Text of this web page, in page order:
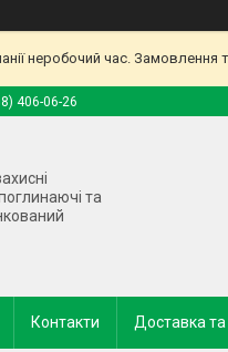
неробочий час.
406-06-26
та
Контакти Доставка